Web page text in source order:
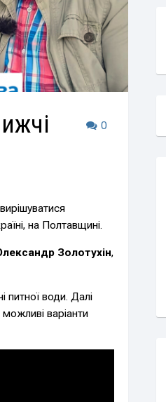
0
на Полтавщині.
Золотухін,
питної води. Далі
варіанти